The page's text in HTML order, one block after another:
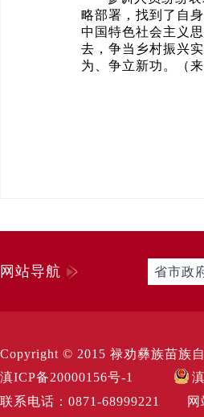
略部署，找到了自
中国特色社会主义
去，争当乡村振兴
为、争立新功。（
网站导航 省市政
Copyright © 2015 禄劝彝族苗族
滇ICP备20000156号-1
联系电话：0871-